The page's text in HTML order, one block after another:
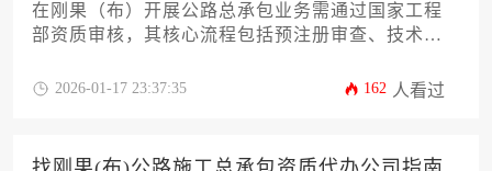
在刚果（布）开展公路总承包业务需通过国家工程
部资质审核，其核心流程包括预注册审查、技术能
费用涉及注册资本验资、行政规费和专业咨询费等
2026-01-17 23:37:35 162 人看过